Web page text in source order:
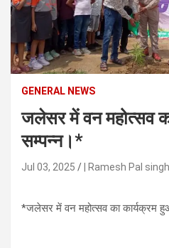
GENERAL NEWS
जलेसर में वन महोत्सव
सम्पन्न।*
Jul 03, 2025 | Ramesh Pal singh
*जलेसर में वन महोत्सव का कार्यक्रम